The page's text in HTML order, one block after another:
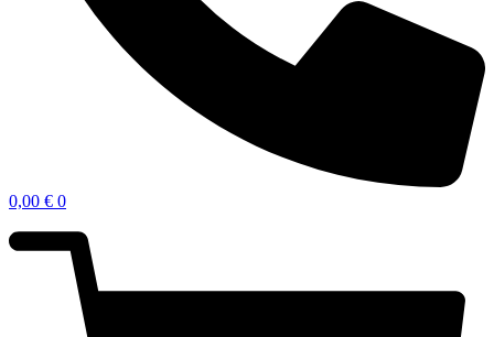
0,00 € 0